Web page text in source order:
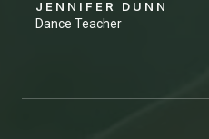
JENNIFER DUNN
Dance Teacher